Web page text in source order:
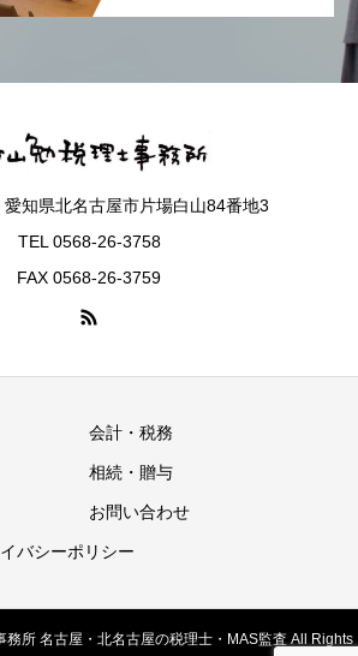
知県北名古屋市片場白山84番地3
TEL 0568-26-3758
FAX 0568-26-3759
会計・税務
相続・贈与
お問い合わせ
バシーポリシー
所 名古屋・北名古屋の税理士・MAS監査 All Rights